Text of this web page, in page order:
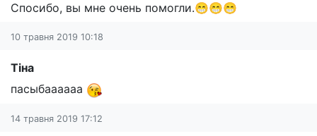
Спосибо, вы мне очень помогли.😁😁😁
10 травня 2019 10:18
Тіна
пасыбаааааа
14 травня 2019 17:12